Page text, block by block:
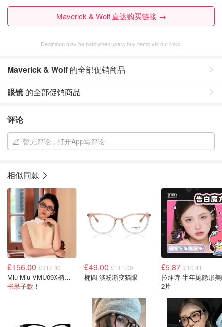
Maverick & Wolf 直达购买链接 →
Dealmoon may be paid when users buy items via our links.
Maverick & Wolf 的全部促销商品
眼镜 的全部促销商品
评论
暂无评论，打开App写评论
相似同款
£156.00 £312.00
Miu Miu VMU09X椭圆眼镜
书呆子款！
£49.00 £111.00
椭圆 淡粉渐变猫眼
£5.87 £10.41
拉拜诗 半年抛隐形
2片